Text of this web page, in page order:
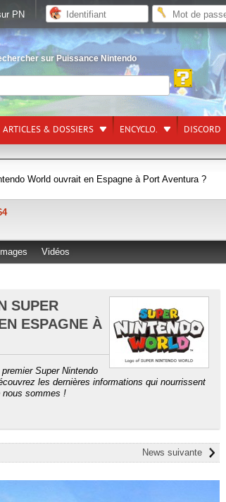
sur Puissance Nintendo
ARTICLES & DOSSIERS ENCYCLO. DISCORD
World ouvrait en Espagne à Port Aventura ?
Images Vidéos
SUPER
ESPAGNE À
Super Nintendo
les dernières informations qui nourrissent
nous sommes !
News suivante
PN